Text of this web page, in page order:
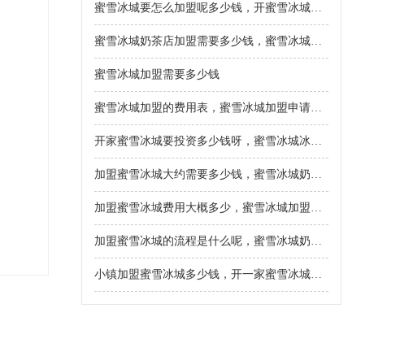
之间，为创业者提供清晰的
投资规划参考。
蜜雪冰城要怎么加盟呢多少钱，开蜜雪冰城加盟多少钱
蜜雪冰城奶茶店加盟需要多少钱，蜜雪冰城加盟费大概多少
蜜雪冰城加盟需要多少钱
蜜雪冰城加盟的费用表，蜜雪冰城加盟申请注意事项
开家蜜雪冰城要投资多少钱呀，蜜雪冰城冰淇淋店加盟费多少钱
加盟蜜雪冰城大约需要多少钱，蜜雪冰城奶茶加盟成本
加盟蜜雪冰城费用大概多少，蜜雪冰城加盟需多少钱费用表
加盟蜜雪冰城的流程是什么呢，蜜雪冰城奶茶加盟费都包含什么项目
小镇加盟蜜雪冰城多少钱，开一家蜜雪冰城一共大概需要多少钱